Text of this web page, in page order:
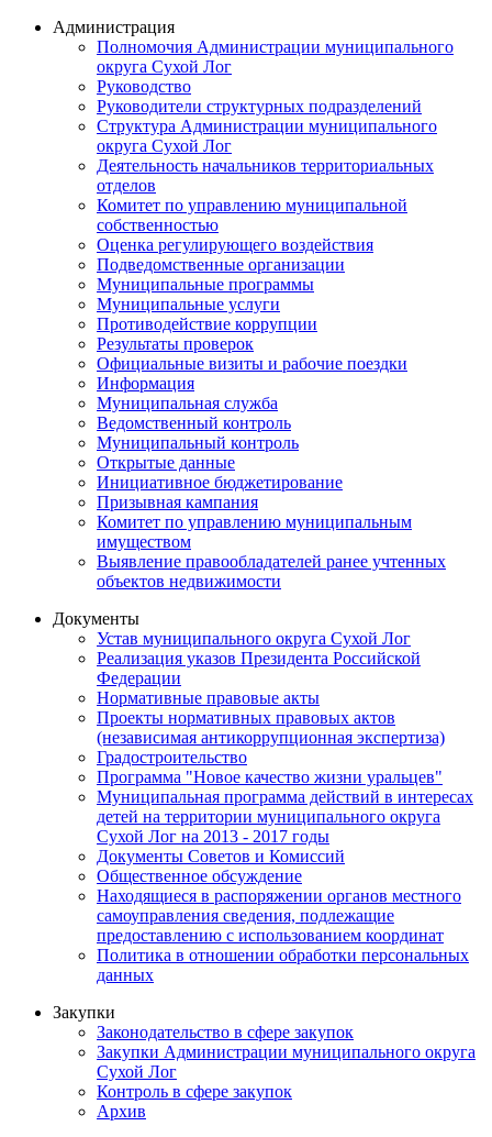
Администрация
Полномочия Администрации муниципального
округа Сухой Лог
Руководство
Руководители структурных подразделений
Структура Администрации муниципального
округа Сухой Лог
Деятельность начальников территориальных
отделов
Комитет по управлению муниципальной
собственностью
Оценка регулирующего воздействия
Подведомственные организации
Муниципальные программы
Муниципальные услуги
Противодействие коррупции
Результаты проверок
Официальные визиты и рабочие поездки
Информация
Муниципальная служба
Ведомственный контроль
Муниципальный контроль
Открытые данные
Инициативное бюджетирование
Призывная кампания
Комитет по управлению муниципальным
имуществом
Выявление правообладателей ранее учтенных
объектов недвижимости
Документы
Устав муниципального округа Сухой Лог
Реализация указов Президента Российской
Федерации
Нормативные правовые акты
Проекты нормативных правовых актов
(независимая антикоррупционная экспертиза)
Градостроительство
Программа "Новое качество жизни уральцев"
Муниципальная программа действий в интересах
детей на территории муниципального округа
Сухой Лог на 2013 - 2017 годы
Документы Советов и Комиссий
Общественное обсуждение
Находящиеся в распоряжении органов местного
самоуправления сведения, подлежащие
предоставлению с использованием координат
Политика в отношении обработки персональных
данных
Закупки
Законодательство в сфере закупок
Закупки Администрации муниципального округа
Сухой Лог
Контроль в сфере закупок
Архив